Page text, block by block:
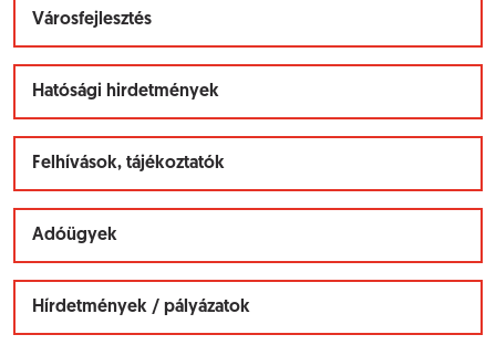
Városfejlesztés
Hatósági hirdetmények
Felhívások, tájékoztatók
Adóügyek
Hírdetmények / pályázatok